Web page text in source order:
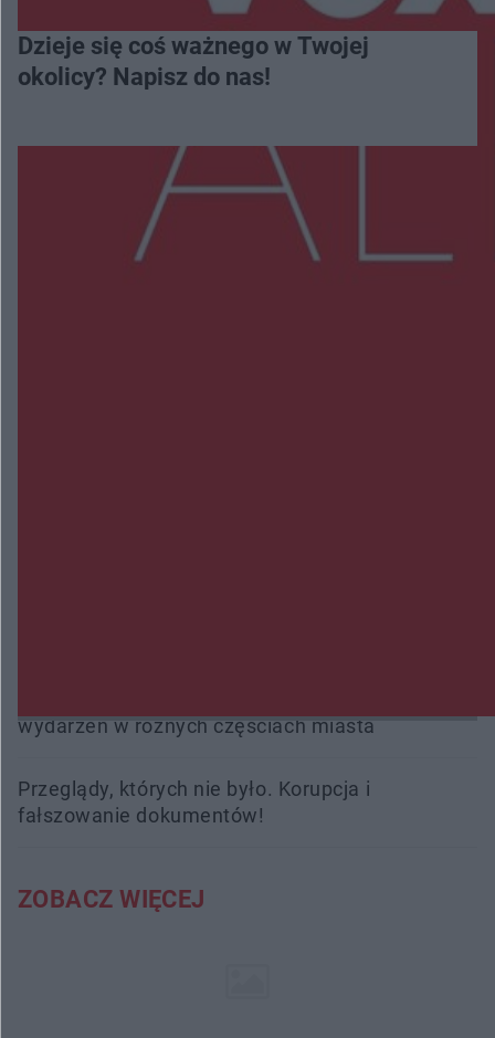
Dzieje się coś ważnego w Twojej
okolicy? Napisz do nas!
Więcej
wydarzeń w różnych częściach miasta
Przeglądy, których nie było. Korupcja i
fałszowanie dokumentów!
ZOBACZ WIĘCEJ